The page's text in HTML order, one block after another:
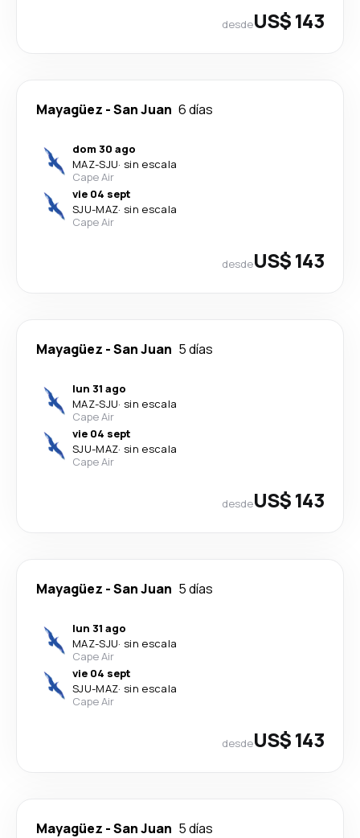
desdeUS$ 143
Mayagüez -San Juan 6 días
dom 30 ago
MAZ-SJU· sin escala
Cape Air
vie 04 sept
SJU-MAZ· sin escala
Cape Air
desdeUS$ 143
Mayagüez -San Juan 5 días
lun 31 ago
MAZ-SJU· sin escala
Cape Air
vie 04 sept
SJU-MAZ· sin escala
Cape Air
desdeUS$ 143
Mayagüez -San Juan 5 días
lun 31 ago
MAZ-SJU· sin escala
Cape Air
vie 04 sept
SJU-MAZ· sin escala
Cape Air
desdeUS$ 143
Mayagüez -San Juan 5 días